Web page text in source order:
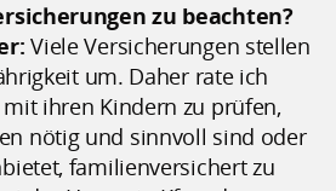
zu beachten?
Viele Versicherungen stellen
um. Daher rate ich
ihren Kindern zu prüfen,
nötig und sinnvoll sind oder
familienversichert zu